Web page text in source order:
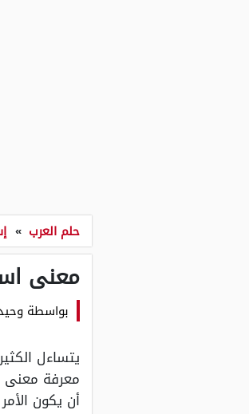
حلم العرب »
معنى
بواسطة
يتساءل
معرفة معنى
أن يكون